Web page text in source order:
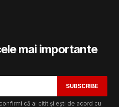
mai importante
SUBSCRIBE
că ai citit și ești de acord cu